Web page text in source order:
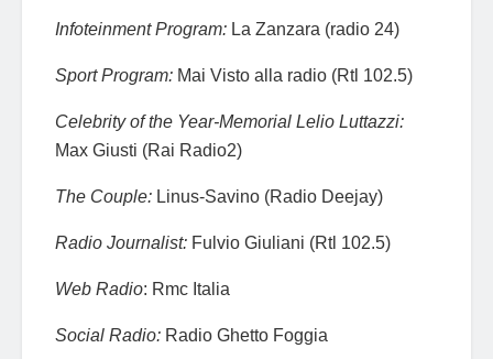
Infoteinment Program: La Zanzara (radio 24)
Sport Program: Mai Visto alla radio (Rtl 102.5)
Celebrity of the Year-Memorial Lelio Luttazzi:
Max Giusti (Rai Radio2)
The Couple: Linus-Savino (Radio Deejay)
Radio Journalist: Fulvio Giuliani (Rtl 102.5)
Web Radio: Rmc Italia
Social Radio: Radio Ghetto Foggia